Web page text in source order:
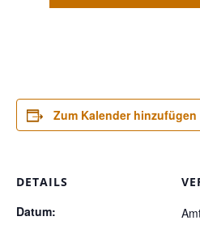
Zum Kalender hinzufügen
DETAILS
Datum: